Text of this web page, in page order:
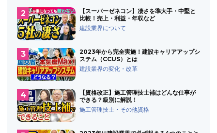
【スーパーゼネコン】凄さを準大手・中堅と
比較！売上・利益・年収など
建設業界について
2023年から完全実施！建設キャリアアップシ
ステム（CCUS）とは
建設業界の変化・改革
【資格改正】施工管理技士補はどんな仕事が
できる？級別に解説！
施工管理技士・その他資格